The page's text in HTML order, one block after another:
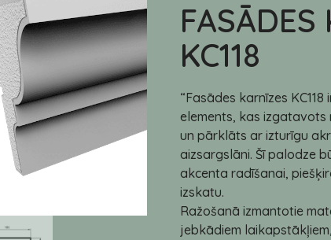
FASĀDES
KC118
“Fasādes karnīzes
elements, kas
un pārklāts ar izturīgu
aizsargslāni. Šī palodze
akcenta radīšanai,
izskatu.
Ražošanā izmantotie
jebkādiem